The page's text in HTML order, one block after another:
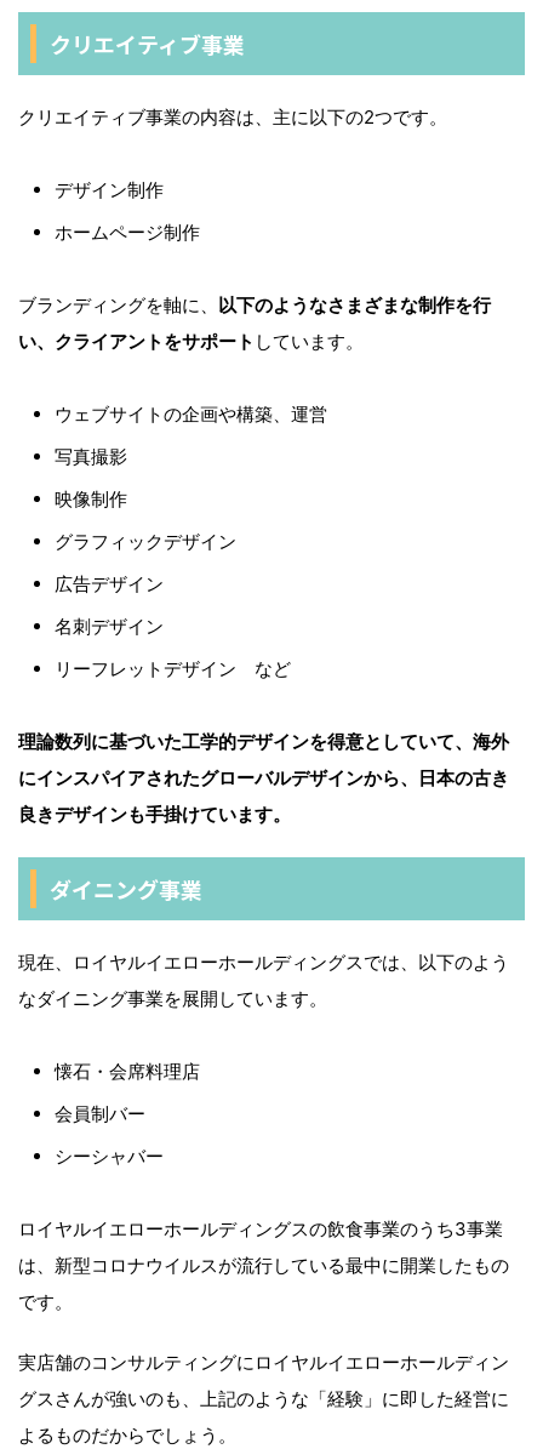
クリエイティブ事業
クリエイティブ事業の内容は、主に以下の2つです。
デザイン制作
ホームページ制作
ブランディングを軸に、 以下のようなさまざまな制作を行
い、クライアントをサポート しています。
ウェブサイトの企画や構築、運営
写真撮影
映像制作
グラフィックデザイン
広告デザイン
名刺デザイン
リーフレットデザイン など
理論数列に基づいた工学的デザインを得意としていて、海外
にインスパイアされたグローバルデザインから、日本の古き
良きデザインも手掛けています。
ダイニング事業
現在、ロイヤルイエローホールディングスでは、以下のよう
なダイニング事業を展開しています。
懐石・会席料理店
会員制バー
シーシャバー
ロイヤルイエローホールディングスの飲食事業のうち3事業
は、新型コロナウイルスが流行している最中に開業したもの
です。
実店舗のコンサルティングにロイヤルイエローホールディン
グスさんが強いのも、上記のような「経験」に即した経営に
よるものだからでしょう。